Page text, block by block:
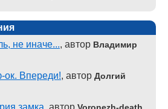
не иначе..., автор Владимир
ок. Впереди!, автор Долгий
замка , автор Voronezh-death